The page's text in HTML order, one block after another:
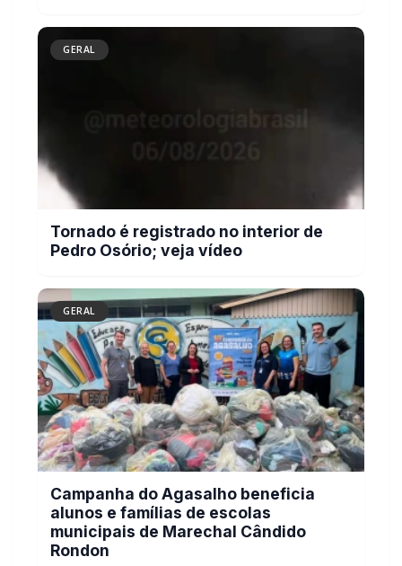
GERAL
Tornado é registrado no interior de
Pedro Osório; veja vídeo
GERAL
Campanha do Agasalho beneficia
alunos e famílias de escolas
municipais de Marechal Cândido
Rondon